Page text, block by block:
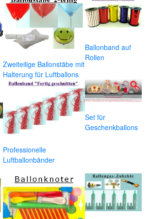
Zweiteilige Ballonstäbe mit
Halterung für Luftballons
Ballonband auf
Rollen
Professionelle
Luftballonbänder
Set für
Geschenkballons